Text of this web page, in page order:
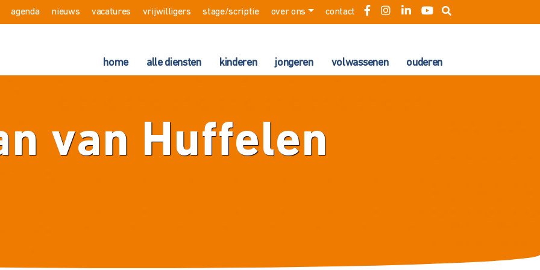
agenda nieuws vacatures vrijwilligers stage/scriptie over ons contact
home alle diensten kinderen jongeren volwassenen ouderen
van Huffelen